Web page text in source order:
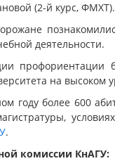
(2-й курс, ФМХТ).
деятельности.
профориентации
на высоком
году более 600
.
комиссии КнАГУ: